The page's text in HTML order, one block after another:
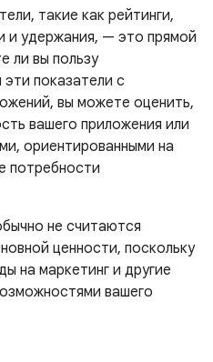
такие как рейтинги,
и удержания, — это прямой
ли вы пользу
показатели с
вы можете оценить,
вашего приложения или
ориентированными на
потребности
не считаются
ценности, поскольку
на маркетинг и другие
вашего